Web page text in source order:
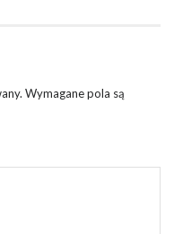
Wymagane pola są